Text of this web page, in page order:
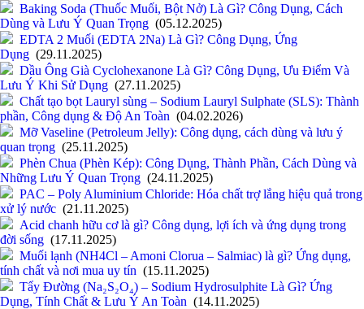
Baking Soda (Thuốc Muối, Bột Nở) Là Gì? Công Dụng, Cách
Dùng và Lưu Ý Quan Trọng (05.12.2025)
EDTA 2 Muối (EDTA 2Na) Là Gì? Công Dụng, Ứng
Dụng (29.11.2025)
Dầu Ông Già Cyclohexanone Là Gì? Công Dụng, Ưu Điểm Và
Lưu Ý Khi Sử Dụng (27.11.2025)
Chất tạo bọt Lauryl sùng – Sodium Lauryl Sulphate (SLS): Thành
phần, Công dụng & Độ An Toàn (04.02.2026)
Mỡ Vaseline (Petroleum Jelly): Công dụng, cách dùng và lưu ý
quan trọng (25.11.2025)
Phèn Chua (Phèn Kép): Công Dụng, Thành Phần, Cách Dùng và
Những Lưu Ý Quan Trọng (24.11.2025)
PAC – Poly Aluminium Chloride: Hóa chất trợ lắng hiệu quả trong
xử lý nước (21.11.2025)
Acid chanh hữu cơ là gì? Công dụng, lợi ích và ứng dụng trong
đời sống (17.11.2025)
Muối lạnh (NH4Cl – Amoni Clorua – Salmiac) là gì? Ứng dụng,
tính chất và nơi mua uy tín (15.11.2025)
Tẩy Đường (Na₂S₂O₄) – Sodium Hydrosulphite Là Gì? Ứng
Dụng, Tính Chất & Lưu Ý An Toàn (14.11.2025)